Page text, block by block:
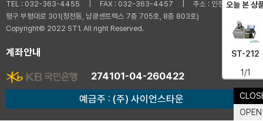
TEL : 032-363-4455 | FAX : 032-363-4457 | 주소 : 인천광역시 부
평구 부평대로 301(청천동, 남광센트렉스 7층 705호, 8층 803호)
Copyright© 2022 ST1. All right Reserved.
계좌안내
274101-04-260422
예금주 : (주) 사이언스타운
OPEN
오늘 본 상
ST-212
1/1